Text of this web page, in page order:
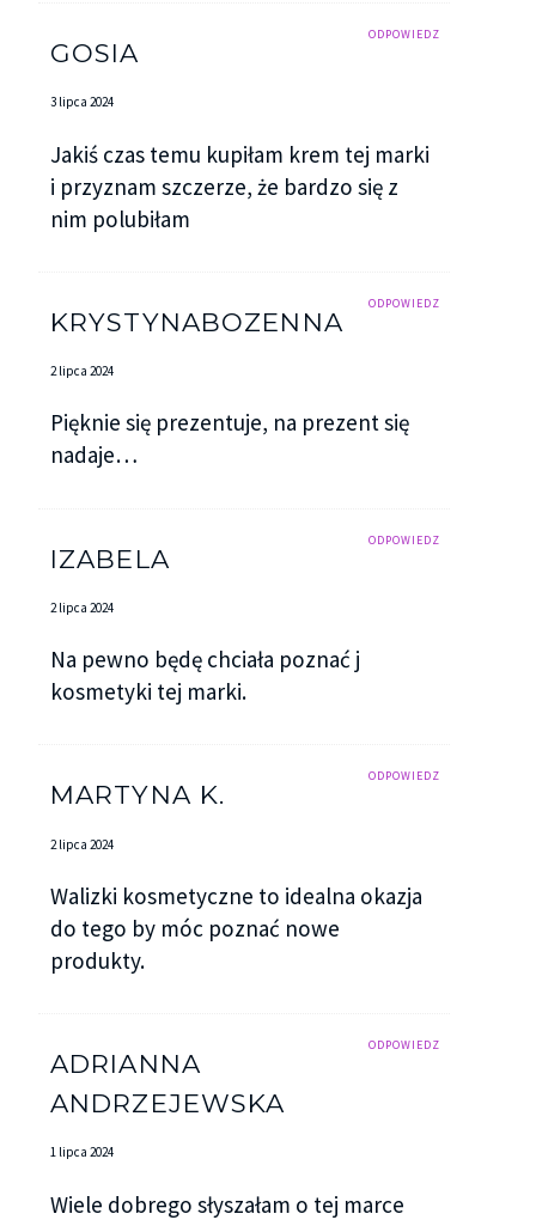
ODPOWIEDZ
GOSIA
3 lipca 2024
Jakiś czas temu kupiłam krem tej marki
i przyznam szczerze, że bardzo się z
nim polubiłam
ODPOWIEDZ
KRYSTYNABOZENNA
2 lipca 2024
Pięknie się prezentuje, na prezent się
nadaje…
ODPOWIEDZ
IZABELA
2 lipca 2024
Na pewno będę chciała poznać j
kosmetyki tej marki.
ODPOWIEDZ
MARTYNA K.
2 lipca 2024
Walizki kosmetyczne to idealna okazja
do tego by móc poznać nowe
produkty.
ODPOWIEDZ
ADRIANNA
ANDRZEJEWSKA
1 lipca 2024
Wiele dobrego słyszałam o tej marce